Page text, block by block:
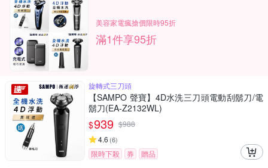
美容家電瘋搶價限時95折
滿1件享95折
旋轉式三刀頭
【SAMPO 聲寶】4D水洗三刀頭電動刮鬍刀/電
鬍刀(EA-Z2132WL)
$939 $988
4.6 (6)
限時下殺 券 贈品